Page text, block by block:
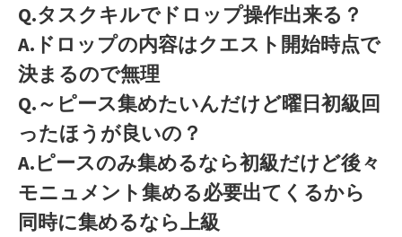
Q.タスクキルでドロップ操作出来る？
A.ドロップの内容はクエスト開始時点で
決まるので無理
Q.～ピース集めたいんだけど曜日初級回
ったほうが良いの？
A.ピースのみ集めるなら初級だけど後々
モニュメント集める必要出てくるから
同時に集めるなら上級